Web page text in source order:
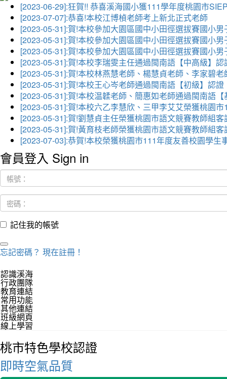
[2023-06-29]:狂賀!! 恭喜溪海國小獲111學年度桃園市
[2023-07-07]:恭喜!本校江博楨老師考上新北正式老師
[2023-05-31]:賀!本校參加大園區國中小田徑選拔賽國小
[2023-05-31]:賀!本校參加大園區國中小田徑選拔賽國小
[2023-05-31]:賀!本校參加大園區國中小田徑選拔賽國小
[2023-05-31]:賀!本校李瑞雯主任通過閩南語【中高級】認
[2023-05-31]:賀!本校林燕慧老師、楊慧貞老師、李家碧
[2023-05-31]:賀!本校王心岑老師通過閩南語【初級】認證
[2023-05-31]:賀!本校温韖老師、簡惠如老師通過閩南語
[2023-05-31]:賀!本校六乙李慧欣、三甲李艾艾榮獲桃園
[2023-05-31]:賀!劉慧貞主任榮獲桃園市語文競賽教師組
[2023-05-31]:賀!黃育枝老師榮獲桃園市語文競賽教師組
[2023-07-03]:恭賀!本校榮獲桃園市111年度友善校園學生
會員登入 Sign in
記住我的帳號
忘記密碼？ 現在註冊！
認識溪海
行政團隊
教育連結
常用功能
其他連結
班級網頁
線上學習
桃市特色學校認證
即時空氣品質